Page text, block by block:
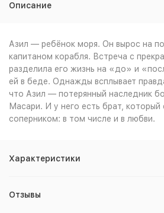
Описание
Азил — ребёнок моря. Он вырос на
капитаном корабля. Встреча с
разделила его жизнь на «до» и
ей в беде. Однажды всплывает
что Азил — потерянный наследник
Масари. И у него есть брат, который
соперником: в том числе и в любви.
Характеристики
Отзывы